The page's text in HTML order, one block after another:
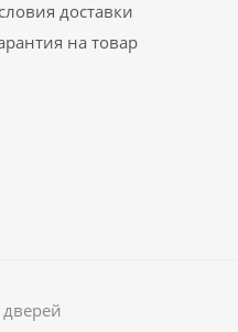
доставки
на товар